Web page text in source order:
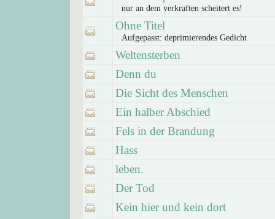
nur an dem verkraften scheitert es!
Ohne Titel
Aufgepasst: deprimierendes Gedicht
Weltensterben
Denn du
Die Sicht des Menschen
Ein halber Abschied
Fels in der Brandung
Hass
leben.
Der Tod
Kein hier und kein dort